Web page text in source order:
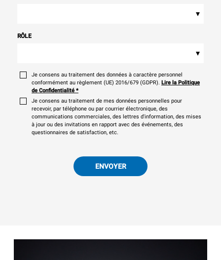
▾
RÔLE
▾
Je consens au traitement des données à caractère personnel
conformément au règlement (UE) 2016/679 (GDPR). Lire la Politique
de Confidentialité *
Je consens au traitement de mes données personnelles pour
recevoir, par téléphone ou par courrier électronique, des
communications commerciales, des lettres d'information, des mises
à jour ou des invitations en rapport avec des événements, des
questionnaires de satisfaction, etc.
ENVOYER